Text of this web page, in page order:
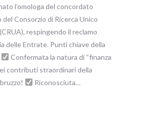
l’omologa del concordato
Consorzio di Ricerca Unico
respingendo il reclamo
delle Entrate. Punti chiave della
Confermata la natura di “finanza
contributi straordinari della
Riconosciuta…